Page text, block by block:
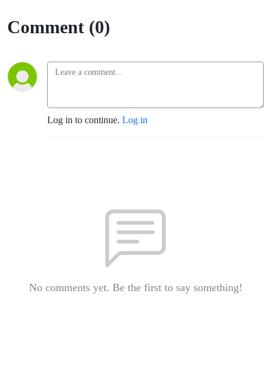
Comment (0)
Log in to continue. Log in
No comments yet. Be the first to say something!